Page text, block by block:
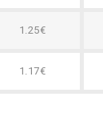
1.25€
1.17€